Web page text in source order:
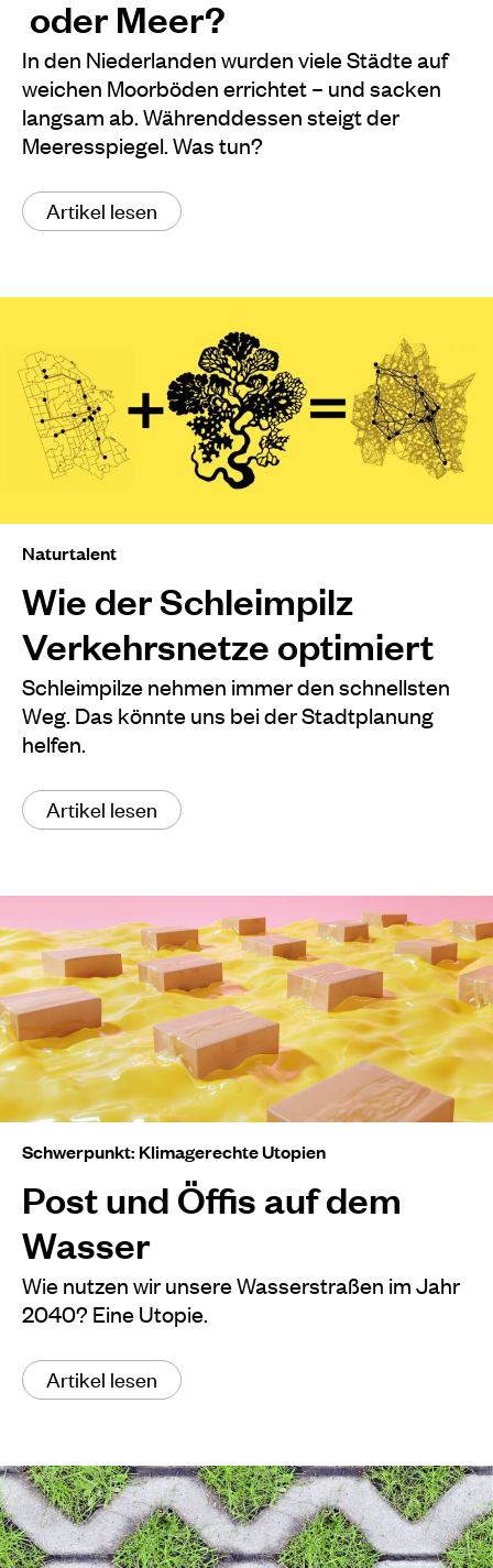
oder Meer?
In den Niederlanden wurden viele Städte auf
weichen Moorböden errichtet – und sacken
langsam ab. Währenddessen steigt der
Meeresspiegel. Was tun?
Artikel lesen
Naturtalent
Wie der Schleimpilz
Verkehrsnetze optimiert
Schleimpilze nehmen immer den schnellsten
Weg. Das könnte uns bei der Stadtplanung
helfen.
Artikel lesen
Schwerpunkt: Klimagerechte Utopien
Post und Öffis auf dem
Wasser
Wie nutzen wir unsere Wasserstraßen im Jahr
2040? Eine Utopie.
Artikel lesen